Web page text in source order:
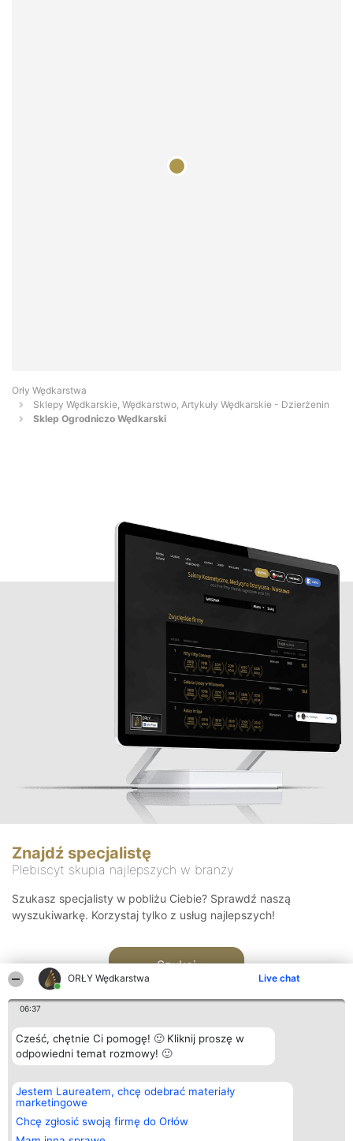
ORŁY Wędkarstwa Live chat
06:37
Cześć, chętnie Ci pomogę! 🙂 Kliknij proszę w
odpowiedni temat rozmowy! 🙂
Jestem Laureatem, chcę odebrać materiały
marketingowe
Chcę zgłosić swoją firmę do Orłów
Orły Wędkarstwa
Sklepy Wędkarskie, Wędkarstwo, Artykuły Wędkarskie - Dzierżenin
Sklep Ogrodniczo Wędkarski
Znajdź specjalistę
Plebiscyt skupia najlepszych w branży
Szukasz specjalisty w pobliżu Ciebie? Sprawdź naszą
wyszukiwarkę. Korzystaj tylko z usług najlepszych!
Szukaj
Organizator plebiscytu
Bright Side Solutions sp. z o.
o. sp. k.
ul. Ruska 22
Wrocław 50-079
Plebiscyt
Laureaci
wszystkich
Laureatów
Kontakt
Kontakt